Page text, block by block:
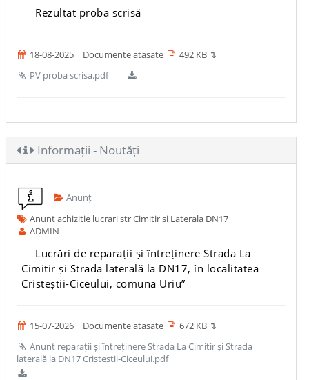
Rezultat proba scrisă
18-08-2025 Documente atașate
492 KB ↴
PV proba scrisa.pdf
Informații - Noutăți
Anunț
Anunt achizitie lucrari str Cimitir si Laterala DN17
ADMIN
Lucrări de reparații și întreținere Strada La
Cimitir și Strada laterală la DN17, în localitatea
Cristeștii-Ciceului, comuna Uriu”
15-07-2026 Documente atașate
672 KB ↴
Anunt reparații și întreținere Strada La Cimitir și Strada
laterală la DN17 Cristeștii-Ciceului.pdf